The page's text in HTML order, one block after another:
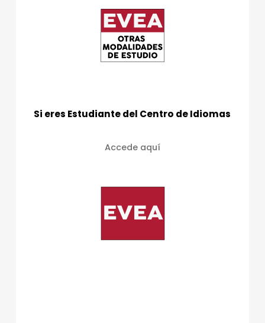
Si eres Estudiante del Centro de Idiomas
Accede aquí